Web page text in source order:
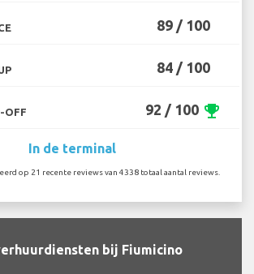
89 / 100
84 / 100
OFF 92 / 100 emoji_events
In de terminal
op 21 recente reviews van 4338 totaal aantal reviews.
bij Fiumicino